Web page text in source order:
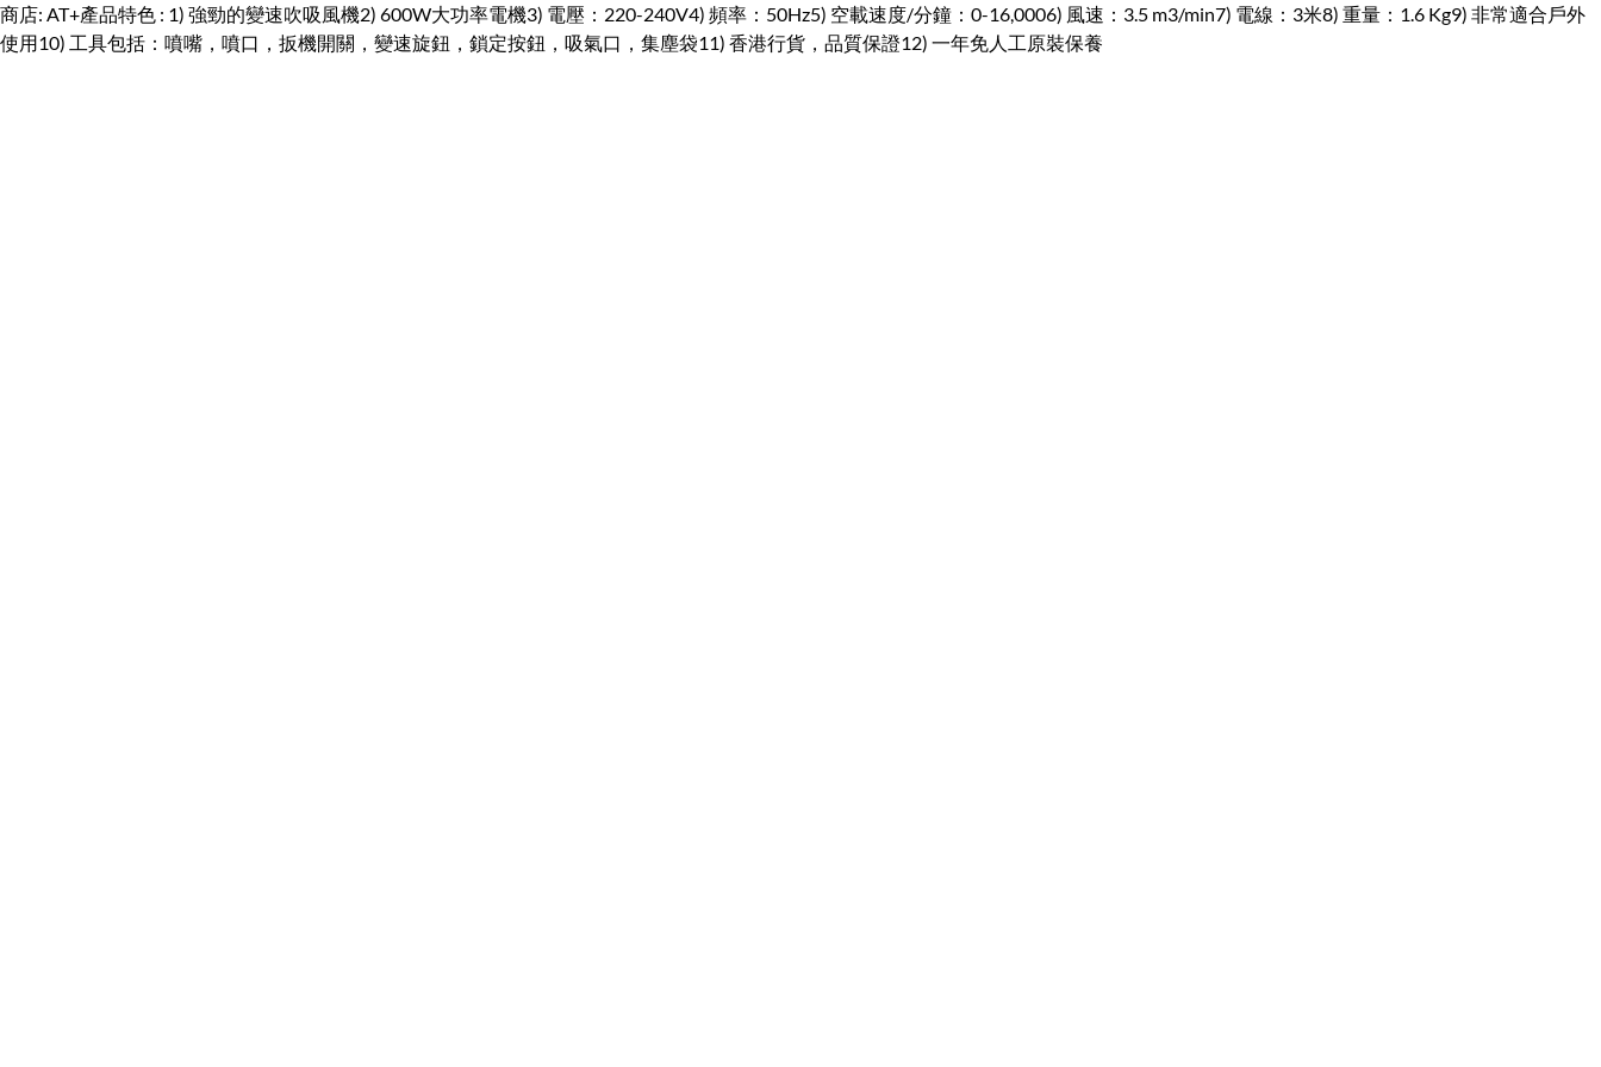
商店: AT+產品特色 : 1) 強勁的變速吹吸風機2) 600W大功率電機3) 電壓：220-240V4) 頻率：50Hz5) 空載速度/分鐘：0-16,0006) 風速：3.5 m3/min7) 電線：3米8) 重量：1.6 Kg9) 非常適合戶外
使用10) 工具包括：噴嘴，噴口，扳機開關，變速旋鈕，鎖定按鈕，吸氣口，集塵袋11) 香港行貨，品質保證12) 一年免人工原裝保養